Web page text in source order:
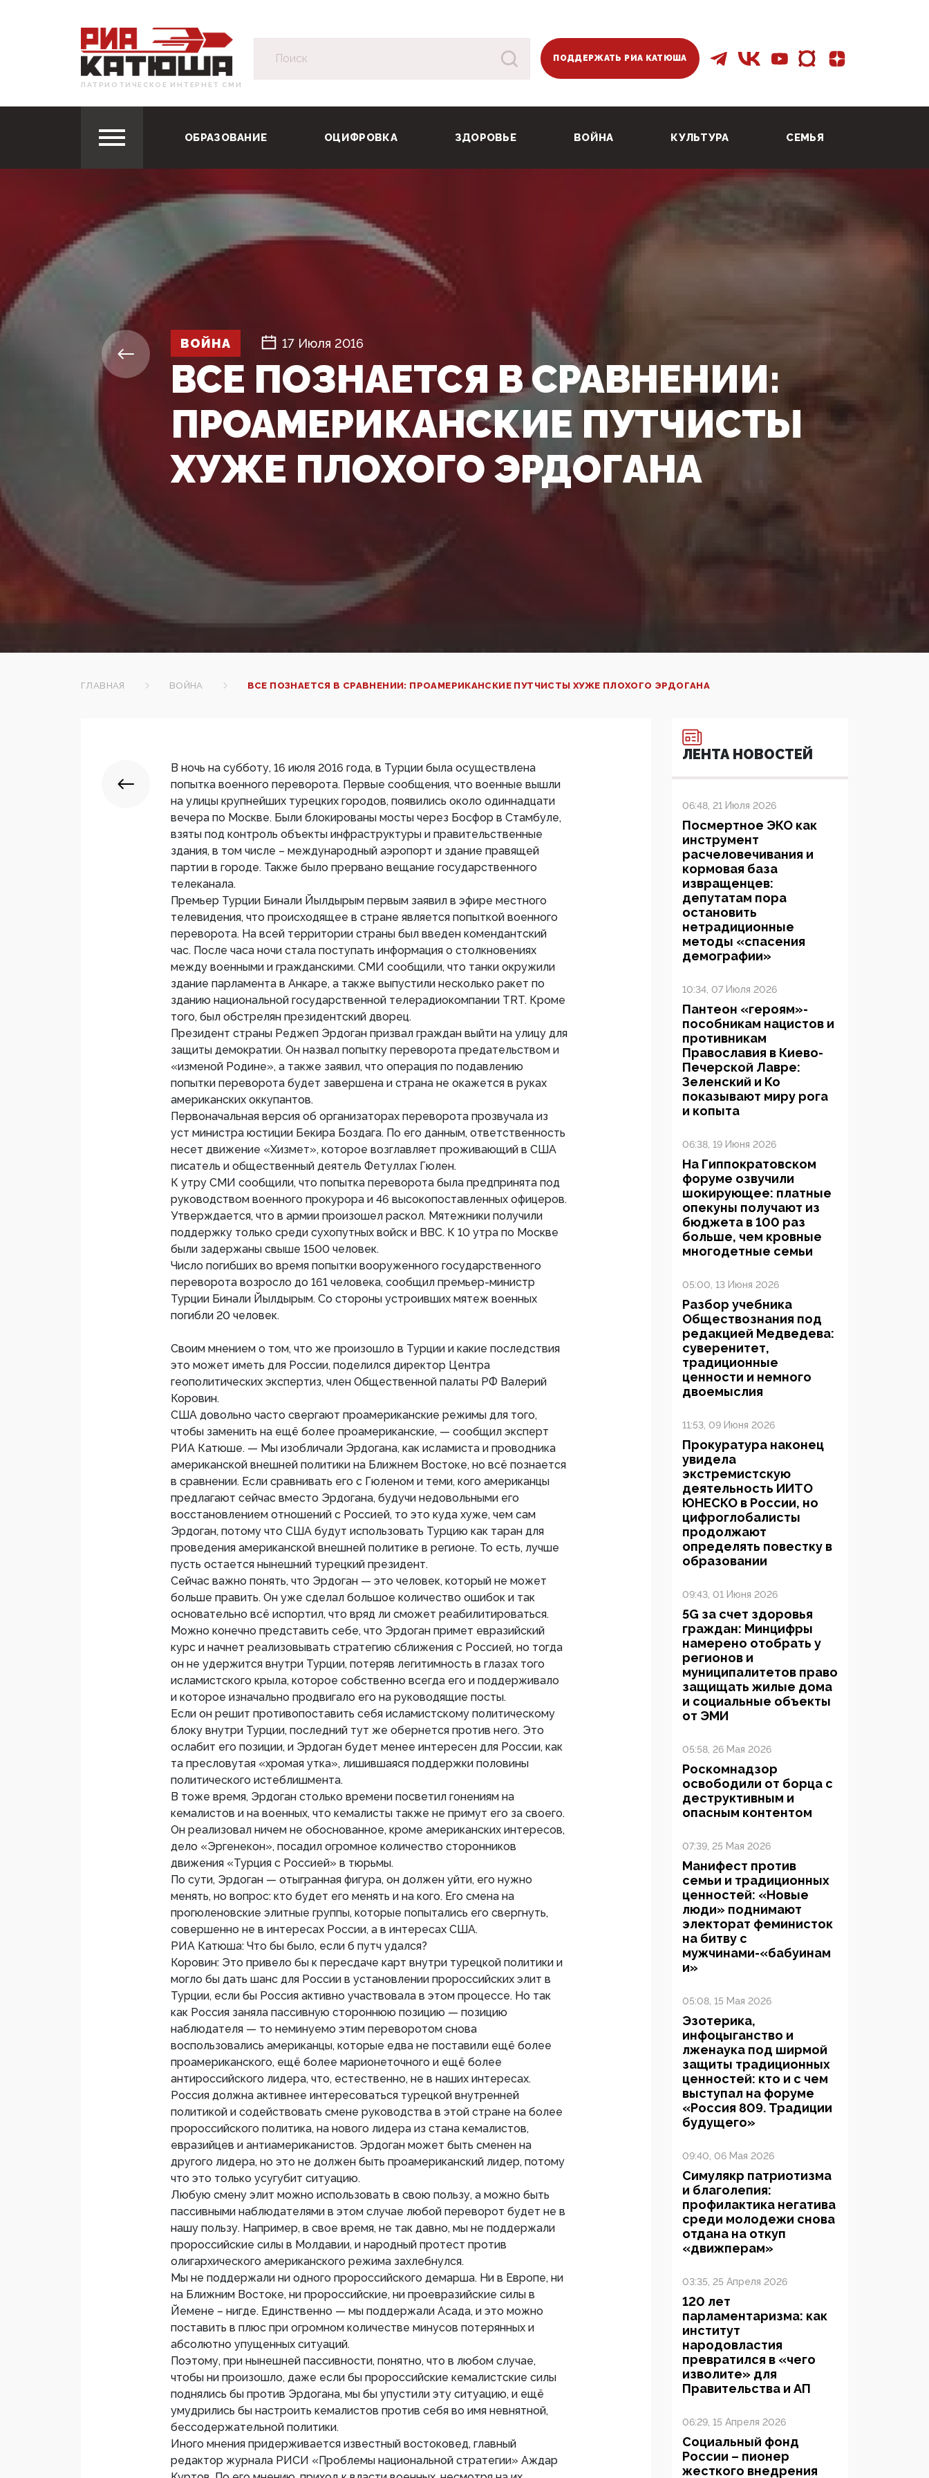
ПАТРИОТИЧЕСКОЕ ИНТЕРНЕТ СМИ
ПОДДЕРЖАТЬ РИА КАТЮША
ОБРАЗОВАНИЕ ОЦИФРОВКА ЗДОРОВЬЕ ВОЙНА КУЛЬТУРА СЕМЬЯ
ВОЙНА 17 Июля 2016
ВСЕ ПОЗНАЕТСЯ В СРАВНЕНИИ:
ПРОАМЕРИКАНСКИЕ ПУТЧИСТЫ
ХУЖЕ ПЛОХОГО ЭРДОГАНА
ГЛАВНАЯ ВОЙНА ВСЕ ПОЗНАЕТСЯ В СРАВНЕНИИ: ПРОАМЕРИКАНСКИЕ ПУТЧИСТЫ ХУЖЕ ПЛОХОГО ЭРДОГАНА
В ночь на субботу, 16 июля 2016 года, в Турции была осуществлена
попытка военного переворота. Первые сообщения, что военные вышли
на улицы крупнейших турецких городов, появились около одиннадцати
вечера по Москве. Были блокированы мосты через Босфор в Стамбуле,
взяты под контроль объекты инфраструктуры и правительственные
здания, в том числе – международный аэропорт и здание правящей
партии в городе. Также было прервано вещание государственного
телеканала.
Премьер Турции Бинали Йылдырым первым заявил в эфире местного
телевидения, что происходящее в стране является попыткой военного
переворота. На всей территории страны был введен комендантский
час. После часа ночи стала поступать информация о столкновениях
между военными и гражданскими. СМИ сообщили, что танки окружили
здание парламента в Анкаре, а также выпустили несколько ракет по
зданию национальной государственной телерадиокомпании TRT. Кроме
того, был обстрелян президентский дворец.
Президент страны Реджеп Эрдоган призвал граждан выйти на улицу для
защиты демократии. Он назвал попытку переворота предательством и
«изменой Родине», а также заявил, что операция по подавлению
попытки переворота будет завершена и страна не окажется в руках
американских оккупантов.
Первоначальная версия об организаторах переворота прозвучала из
уст министра юстиции Бекира Боздага. По его данным, ответственность
несет движение «Хизмет», которое возглавляет проживающий в США
писатель и общественный деятель Фетуллах Гюлен.
К утру СМИ сообщили, что попытка переворота была предпринята под
руководством военного прокурора и 46 высокопоставленных офицеров.
Утверждается, что в армии произошел раскол. Мятежники получили
поддержку только среди сухопутных войск и ВВС. К 10 утра по Москве
были задержаны свыше 1500 человек.
Число погибших во время попытки вооруженного государственного
переворота возросло до 161 человека, сообщил премьер-министр
Турции Бинали Йылдырым. Со стороны устроивших мятеж военных
погибли 20 человек.
Своим мнением о том, что же произошло в Турции и какие последствия
это может иметь для России, поделился директор Центра
геополитических экспертиз, член Общественной палаты РФ Валерий
Коровин.
США довольно часто свергают проамериканские режимы для того,
чтобы заменить на ещё более проамериканские, — сообщил эксперт
РИА Катюше. — Мы изобличали Эрдогана, как исламиста и проводника
американской внешней политики на Ближнем Востоке, но всё познается
в сравнении. Если сравнивать его с Гюленом и теми, кого американцы
предлагают сейчас вместо Эрдогана, будучи недовольными его
восстановлением отношений с Россией, то это куда хуже, чем сам
Эрдоган, потому что США будут использовать Турцию как таран для
проведения американской внешней политике в регионе. То есть, лучше
пусть остается нынешний турецкий президент.
Сейчас важно понять, что Эрдоган — это человек, который не может
больше править. Он уже сделал большое количество ошибок и так
основательно всё испортил, что вряд ли сможет реабилитироваться.
Можно конечно представить себе, что Эрдоган примет евразийский
курс и начнет реализовывать стратегию сближения с Россией, но тогда
он не удержится внутри Турции, потеряв легитимность в глазах того
исламистского крыла, которое собственно всегда его и поддерживало
и которое изначально продвигало его на руководящие посты.
Если он решит противопоставить себя исламистскому политическому
блоку внутри Турции, последний тут же обернется против него. Это
ослабит его позиции, и Эрдоган будет менее интересен для России, как
та пресловутая «хромая утка», лишившаяся поддержки половины
политического истеблишмента.
В тоже время, Эрдоган столько времени посветил гонениям на
кемалистов и на военных, что кемалисты также не примут его за своего.
Он реализовал ничем не обоснованное, кроме американских интересов,
дело «Эргенекон», посадил огромное количество сторонников
движения «Турция с Россией» в тюрьмы.
По сути, Эрдоган — отыгранная фигура, он должен уйти, его нужно
менять, но вопрос: кто будет его менять и на кого. Его смена на
прогюленовские элитные группы, которые попытались его свергнуть,
совершенно не в интересах России, а в интересах США.
РИА Катюша: Что бы было, если б путч удался?
Коровин: Это привело бы к пересдаче карт внутри турецкой политики и
могло бы дать шанс для России в установлении пророссийских элит в
Турции, если бы Россия активно участвовала в этом процессе. Но так
как Россия заняла пассивную стороннюю позицию — позицию
наблюдателя — то неминуемо этим переворотом снова
воспользовались американцы, которые едва не поставили ещё более
проамериканского, ещё более марионеточного и ещё более
антироссийского лидера, что, естественно, не в наших интересах.
Россия должна активнее интересоваться турецкой внутренней
политикой и содействовать смене руководства в этой стране на более
пророссийского политика, на нового лидера из стана кемалистов,
евразийцев и антиамериканистов. Эрдоган может быть сменен на
другого лидера, но это не должен быть проамериканский лидер, потому
что это только усугубит ситуацию.
Любую смену элит можно использовать в свою пользу, а можно быть
пассивными наблюдателями в этом случае любой переворот будет не в
нашу пользу. Например, в свое время, не так давно, мы не поддержали
пророссийские силы в Молдавии, и народный протест против
олигархического американского режима захлебнулся.
Мы не поддержали ни одного пророссийского демарша. Ни в Европе, ни
на Ближним Востоке, ни пророссийские, ни проевразийские силы в
Йемене – нигде. Единственно — мы поддержали Асада, и это можно
поставить в плюс при огромном количестве минусов потерянных и
абсолютно упущенных ситуаций.
Поэтому, при нынешней пассивности, понятно, что в любом случае,
чтобы ни произошло, даже если бы пророссийские кемалистские силы
поднялись бы против Эрдогана, мы бы упустили эту ситуацию, и ещё
умудрились бы настроить кемалистов против себя во имя невнятной,
бессодержательной политики.
Иного мнения придерживается известный востоковед, главный
редактор журнала РИСИ «Проблемы национальной стратегии» Аждар
ЛЕНТА НОВОСТЕЙ
06:48, 21 Июля 2026
Посмертное ЭКО как
инструмент
расчеловечивания и
кормовая база
извращенцев:
депутатам пора
остановить
нетрадиционные
методы «спасения
демографии»
10:34, 07 Июля 2026
Пантеон «героям»-
пособникам нацистов и
противникам
Православия в Киево-
Печерской Лавре:
Зеленский и Ко
показывают миру рога
и копыта
06:38, 19 Июня 2026
На Гиппократовском
форуме озвучили
шокирующее: платные
опекуны получают из
бюджета в 100 раз
больше, чем кровные
многодетные семьи
05:00, 13 Июня 2026
Разбор учебника
Обществознания под
редакцией Медведева:
суверенитет,
традиционные
ценности и немного
двоемыслия
11:53, 09 Июня 2026
Прокуратура наконец
увидела
экстремистскую
деятельность ИИТО
ЮНЕСКО в России, но
цифроглобалисты
продолжают
определять повестку в
образовании
09:43, 01 Июня 2026
5G за счет здоровья
граждан: Минцифры
намерено отобрать у
регионов и
муниципалитетов право
защищать жилые дома
и социальные объекты
от ЭМИ
05:58, 26 Мая 2026
Роскомнадзор
освободили от борца с
деструктивным и
опасным контентом
07:39, 25 Мая 2026
Манифест против
семьи и традиционных
ценностей: «Новые
люди» поднимают
электорат феминисток
на битву с
мужчинами-«бабуинам
и»
05:08, 15 Мая 2026
Эзотерика,
инфоцыганство и
лженаука под ширмой
защиты традиционных
ценностей: кто и с чем
выступал на форуме
«Россия 809. Традиции
будущего»
09:40, 06 Мая 2026
Симулякр патриотизма
и благолепия:
профилактика негатива
среди молодежи снова
отдана на откуп
«движперам»
03:35, 25 Апреля 2026
120 лет
парламентаризма: как
институт
народовластия
превратился в «чего
изволите» для
Правительства и АП
06:29, 15 Апреля 2026
Социальный фонд
России – пионер
жесткого внедрения